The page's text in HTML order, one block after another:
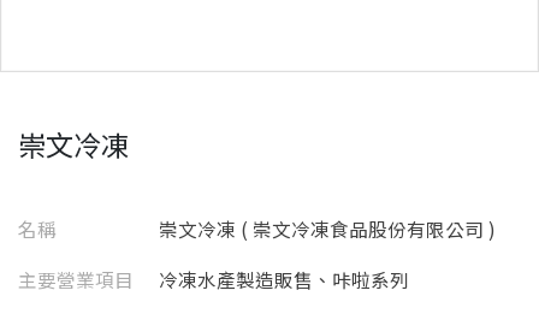
崇文冷凍
名稱
崇文冷凍 ( 崇文冷凍食品股份有限公司 )
主要營業項目
冷凍水產製造販售、咔啦系列